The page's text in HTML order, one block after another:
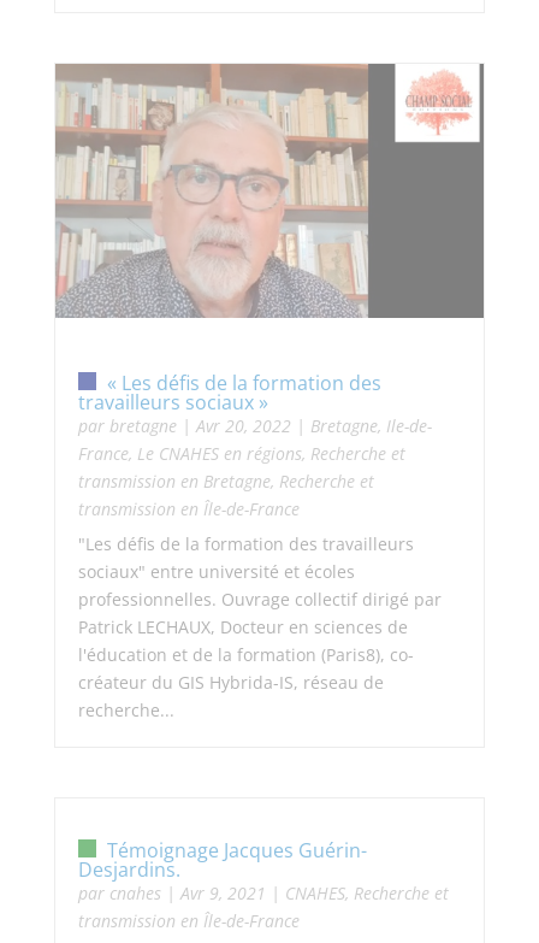
« Les défis de la formation des
travailleurs sociaux »
par bretagne|Avr 20, 2022 | Bretagne, Ile-de-
France, Le CNAHES en régions, Recherche et
transmission en Bretagne, Recherche et
transmission en Île-de-France
"Les défis de la formation des travailleurs
sociaux" entre université et écoles
professionnelles. Ouvrage collectif dirigé par
Patrick LECHAUX, Docteur en sciences de
l'éducation et de la formation (Paris8), co-
créateur du GIS Hybrida-IS, réseau de
recherche...
Témoignage Jacques Guérin-
Desjardins.
par cnahes |Avr 9, 2021 | CNAHES, Recherche et
transmission en Île-de-France